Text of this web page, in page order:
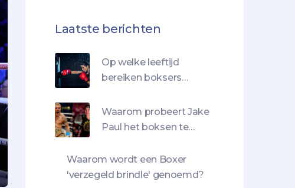
Laatste berichten
Op welke leeftijd
bereiken boksers
Waarom probeert Jake
Paul het boksen te
Waarom wordt een Boxer
'verzegeld brindle' genoemd?